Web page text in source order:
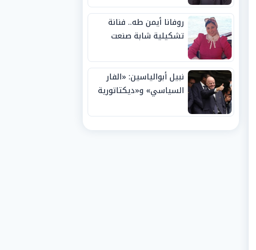
روفانا أيمن طه.. فنانة
تشكيلية شابة صنعت
الجوائز منذ الصغر
نبيل أبوالياسين: «الفار
السياسي» و«ديكتاتورية
الفيفا».. وإقالة